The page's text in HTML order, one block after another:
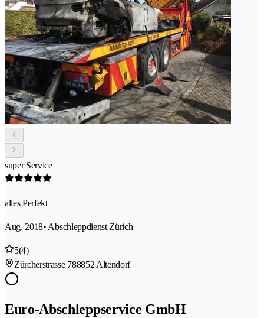
super Service
alles Perfekt
Aug. 2018• Abschleppdienst Zürich
5(4)
Zürcherstrasse 788852 Altendorf
Euro-Abschleppservice GmbH